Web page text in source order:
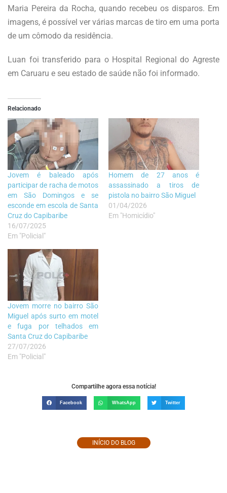
Maria Pereira da Rocha, quando recebeu os disparos. Em
imagens, é possível ver várias marcas de tiro em uma porta
de um cômodo da residência.
Luan foi transferido para o Hospital Regional do Agreste
em Caruaru e seu estado de saúde não foi informado.
Relacionado
Jovem é baleado após
participar de racha de motos
em São Domingos e se
esconde em escola de Santa
Cruz do Capibaribe
16/07/2025
Em "Policial"
Homem de 27 anos é
assassinado a tiros de
pistola no bairro São Miguel
01/04/2026
Em "Homicídio"
Jovem morre no bairro São
Miguel após surto em motel
e fuga por telhados em
Santa Cruz do Capibaribe
27/07/2026
Em "Policial"
Compartilhe agora essa notícia!
Facebook WhatsApp Twitter
INÍCIO DO BLOG